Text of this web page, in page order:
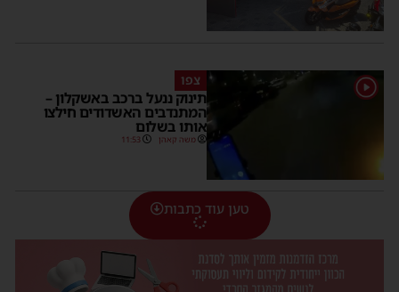
1 צפו
תינוק ננעל ברכב באשקלון –
המתנדבים האשדודים חילצו
אותו בשלום
משה קאהן 11:53
טען עוד כתבות